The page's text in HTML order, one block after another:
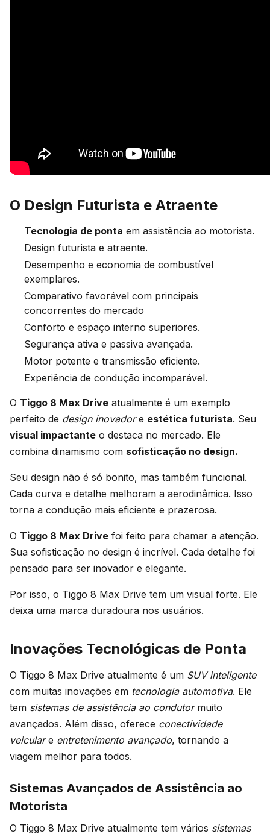
O Design Futurista e Atraente
Tecnologia de ponta em assistência ao motorista.
Design futurista e atraente.
Desempenho e economia de combustível
exemplares.
Comparativo favorável com principais
concorrentes do mercado
Conforto e espaço interno superiores.
Segurança ativa e passiva avançada.
Motor potente e transmissão eficiente.
Experiência de condução incomparável.
O Tiggo 8 Max Drive atualmente é um exemplo
perfeito de design inovadore estética futurista. Seu
visual impactante o destaca no mercado. Ele
combina dinamismo com sofisticação no design.
Seu design não é só bonito, mas também funcional.
Cada curva e detalhe melhoram a aerodinâmica. Isso
torna a condução mais eficiente e prazerosa.
O Tiggo 8 Max Drive foi feito para chamar a atenção.
Sua sofisticação no design é incrível. Cada detalhe foi
pensado para ser inovador e elegante.
Por isso, o Tiggo 8 Max Drive tem um visual forte. Ele
deixa uma marca duradoura nos usuários.
Inovações Tecnológicas de Ponta
O Tiggo 8 Max Drive atualmente é um SUV inteligente
com muitas inovações em tecnologia automotiva. Ele
tem sistemas de assistência ao condutormuito
avançados. Além disso, oferece conectividade
veiculare entretenimento avançado, tornando a
viagem melhor para todos.
Sistemas Avançados de Assistência ao
Motorista
O Tiggo 8 Max Drive atualmente tem vários sistemas